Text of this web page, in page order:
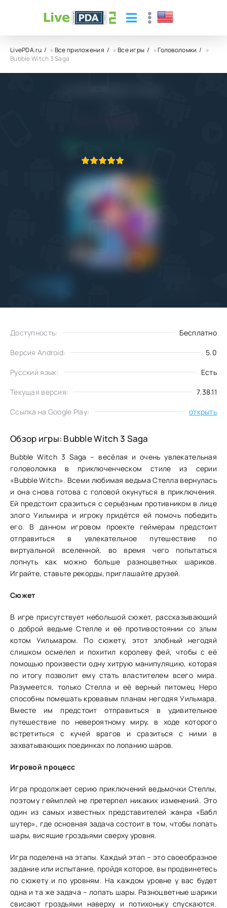
LivePDA.ru »Все приложения »Все игры »Головоломки
»
Bubble Witch 3 Saga
Доступность: Бесплатно
Версия Android: 5.0
Русский язык: Есть
Текущая версия: 7.38.11
Ссылка на Google Play: открыть
Обзор игры: Bubble Witch 3 Saga
Bubble Witch 3 Saga – весёлая и очень увлекательная
головоломка в приключенческом стиле из серии
«Bubble Witch». Всеми любимая ведьма Стелла вернулась
и она снова готова с головой окунуться в приключения.
Ей предстоит сразиться с серьёзным противником в лице
злого Уильмира и игроку придётся ей помочь победить
его. В данном игровом проекте геймерам предстоит
отправиться в увлекательное путешествие по
виртуальной вселенной, во время чего попытаться
лопнуть как можно больше разноцветных шариков.
Играйте, ставьте рекорды, приглашайте друзей.
Сюжет
В игре присутствует небольшой сюжет, рассказывающий
о доброй ведьме Стелле и её противостоянии со злым
котом Уильмаром. По сюжету, этот злобный негодяй
слишком осмелел и похитил королеву фей, чтобы с её
помощью произвести одну хитрую манипуляцию, которая
по итогу позволит ему стать властителем всего мира.
Разумеется, только Стелла и её верный питомец Неро
способны помешать кровавым планам негодяя Уильмара.
Вместе им предстоит отправиться в удивительное
путешествие по невероятному миру, в ходе которого
встретиться с кучей врагов и сразиться с ними в
захватывающих поединках по лопанию шаров.
Игровой процесс
Игра продолжает серию приключений ведьмочки Стеллы,
поэтому геймплей не претерпел никаких изменений. Это
один из самых известных представителей жанра «Бабл
шутер», где основная задача состоит в том, чтобы лопать
шары, висящие гроздьями сверху уровня.
Игра поделена на этапы. Каждый этап – это своеобразное
задание или испытание, пройдя которое, вы продвинетесь
по сюжету и по уровням. На каждом уровне у вас будет
одна и та же задача – лопать шары. Разноцветные шарики
свисают гроздьями наверху и потихоньку спускаются.